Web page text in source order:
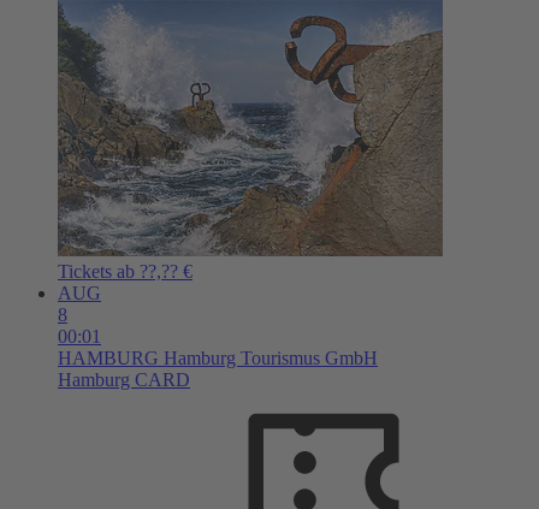
Tickets ab ??,?? €
AUG
8
00:01
HAMBURG Hamburg Tourismus GmbH
Hamburg CARD